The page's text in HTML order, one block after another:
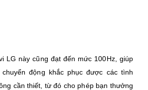
LG này cũng đạt đến mức 100Hz, giúp
động khắc phục được các tình
cần thiết, từ đó cho phép bạn thưởng